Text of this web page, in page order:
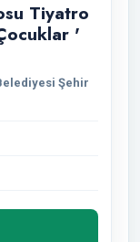
Tiyatro
'
Şehir